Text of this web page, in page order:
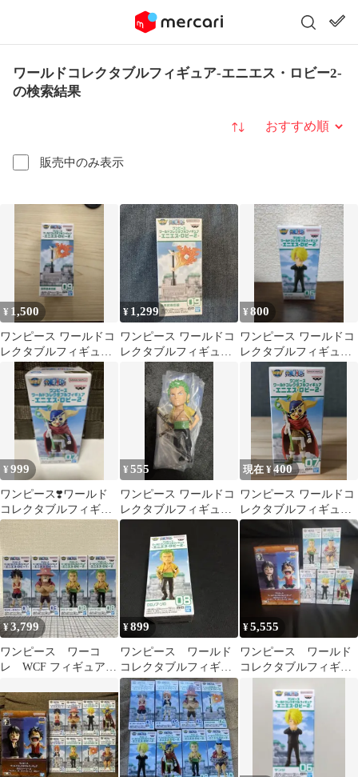
ワールドコレクタブルフィギュア-エニエス・ロビー2-
の検索結果
販売中のみ表示
並び替え
¥ 1,500
ワンピース ワールドコ
レクタブルフィギュア
エニエス・ロビー2
¥ 1,299
ワンピース ワールドコ
レクタブルフィギュア
エニエス・ロビー2 世
界政府の旗
¥800
ワンピース ワールドコ
レクタブルフィギュア
エニエス・ロビー2【A.
サンジ】
¥999
ワンピース❣️ワールド
コレクタブルフィギュ
ア エニエス・ロビー2
そげキング‼️
¥555
ワンピース ワールドコ
レクタブルフィギュア
エニエス・ロビー2 ロ
ロノア・ゾロ
現在 ¥400
ワンピース ワールドコ
レクタブルフィギュア
そげキング
¥3,799
ワンピース ワーコ
レ WCF フィギュア
体 【未開封】
¥899
ワンピース ワールド
コレクタブルフィギュ
アCエニエス・ロビー2
ロロノア・ゾロ08
¥5,555
ワンピース ワールド
コレクタブルフィギュ